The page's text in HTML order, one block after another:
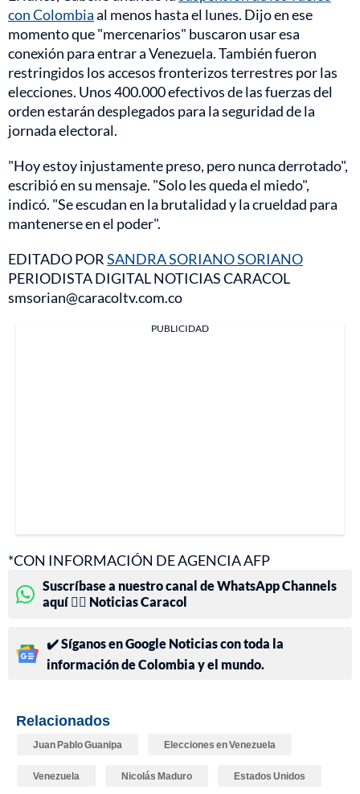
con Colombiaal menos hasta el lunes. Dijo en ese
momento que "mercenarios" buscaron usar esa
conexión para entrar a Venezuela. También fueron
restringidos los accesos fronterizos terrestres por las
elecciones. Unos 400.000 efectivos de las fuerzas del
orden estarán desplegados para la seguridad de la
jornada electoral.
"Hoy estoy injustamente preso, pero nunca derrotado",
escribió en su mensaje. "Solo les queda el miedo",
indicó. "Se escudan en la brutalidad y la crueldad para
mantenerse en el poder".
EDITADO PORSANDRA SORIANO SORIANO
PERIODISTA DIGITAL NOTICIAS CARACOL
smsorian@caracoltv.com.co
PUBLICIDAD
*CON INFORMACIÓN DE AGENCIA AFP
Suscríbase a nuestro canal de WhatsApp Channels
aquí 👉🏻 Noticias Caracol
✔️ Síganos en Google Noticias con toda la
información de Colombia y el mundo.
Relacionados
Juan Pablo Guanipa Elecciones en Venezuela
Venezuela Nicolás Maduro Estados Unidos